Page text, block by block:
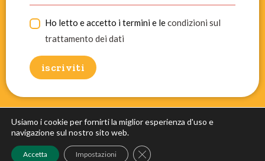
Ho letto e accetto i termini e lecondizioni sul
trattamento dei dati
Usiamo i cookie per fornirti la miglior esperienza d'uso e
navigazione sul nostro sito web.
Accetta Impostazioni Close GDPR Cookie Banner